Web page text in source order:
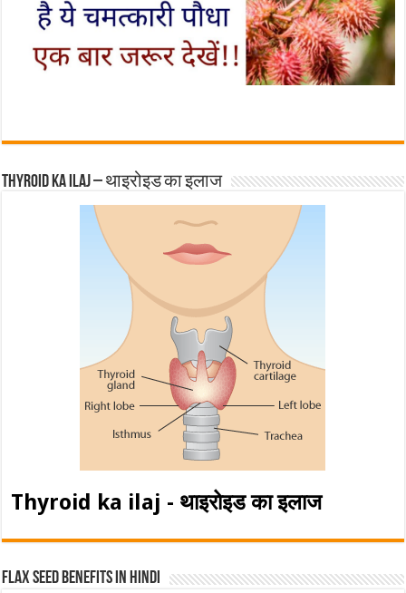
Thyroid ka ilaj – थाइरोइड का इलाज
Thyroid ka ilaj - थाइरोइड का इलाज
Flax Seed Benefits in hindi